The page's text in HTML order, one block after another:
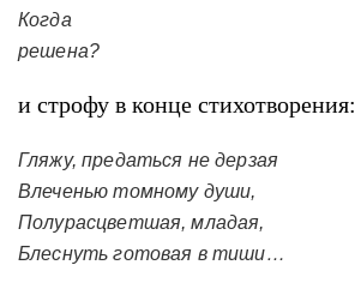
Когда
решена?
и строфу в конце стихотворения:
Гляжу, предаться не дерзая
Влеченью томному души,
Полурасцветшая, младая,
Блеснуть готовая в тиши…